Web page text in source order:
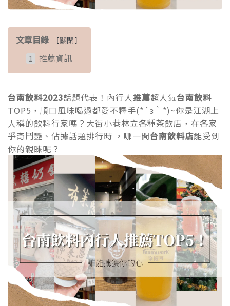
文章目錄 [關閉 ]
推薦資訊
台南飲料2023話題代表！內行人推薦超人氣台南飲料
TOP5，順口風味喝過都愛不釋手(*´з｀*)~你是江湖上
人稱的飲料行家嗎？大街小巷林立各種茶飲店，在各家
爭奇鬥艷、佔據話題排行時 ，哪一間台南飲料店能受到
你的親睞呢？